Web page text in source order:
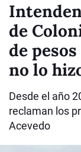
de
de
no lo
Desde el año
reclaman los
Acevedo